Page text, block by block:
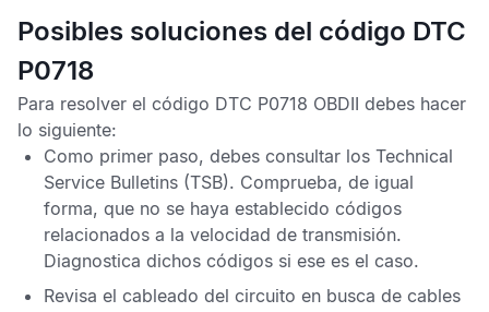
Posibles soluciones del código DTC
P0718
Para resolver el código DTC P0718 OBDII debes hacer
lo siguiente:
Como primer paso, debes consultar los Technical
Service Bulletins (TSB). Comprueba, de igual
forma, que no se haya establecido códigos
relacionados a la velocidad de transmisión.
Diagnostica dichos códigos si ese es el caso.
Revisa el cableado del circuito en busca de cables